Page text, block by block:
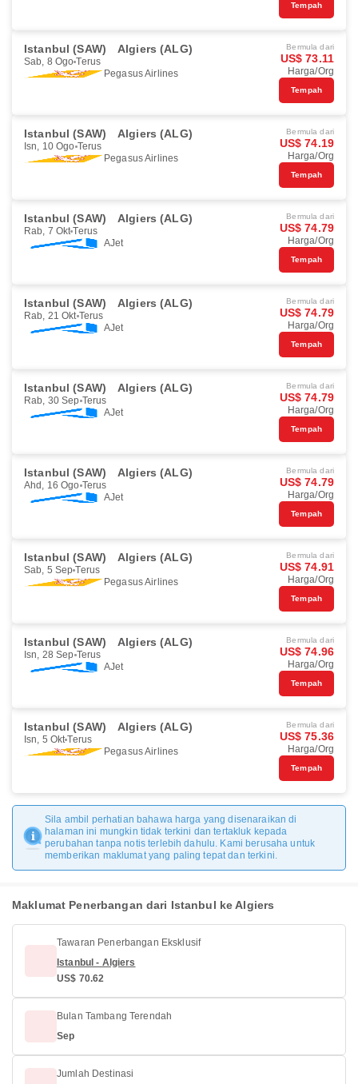
Tempah
Istanbul (SAW) Algiers (ALG)
Sab, 8 Ogo Terus
Pegasus Airlines
Bermula dari
US$ 73.11
Harga/Org
Tempah
Istanbul (SAW) Algiers (ALG)
Isn, 10 Ogo Terus
Pegasus Airlines
Bermula dari
US$ 74.19
Harga/Org
Tempah
Istanbul (SAW) Algiers (ALG)
Rab, 7 Okt Terus
AJet
Bermula dari
US$ 74.79
Harga/Org
Tempah
Istanbul (SAW) Algiers (ALG)
Rab, 21 Okt Terus
AJet
Bermula dari
US$ 74.79
Harga/Org
Tempah
Istanbul (SAW) Algiers (ALG)
Rab, 30 Sep Terus
AJet
Bermula dari
US$ 74.79
Harga/Org
Tempah
Istanbul (SAW) Algiers (ALG)
Ahd, 16 Ogo Terus
AJet
Bermula dari
US$ 74.79
Harga/Org
Tempah
Istanbul (SAW) Algiers (ALG)
Sab, 5 Sep Terus
Pegasus Airlines
Bermula dari
US$ 74.91
Harga/Org
Tempah
Istanbul (SAW) Algiers (ALG)
Isn, 28 Sep Terus
AJet
Bermula dari
US$ 74.96
Harga/Org
Tempah
Istanbul (SAW) Algiers (ALG)
Isn, 5 Okt Terus
Pegasus Airlines
Bermula dari
US$ 75.36
Harga/Org
Tempah
Sila ambil perhatian bahawa harga yang disenaraikan di
halaman ini mungkin tidak terkini dan tertakluk kepada
perubahan tanpa notis terlebih dahulu. Kami berusaha untuk
memberikan maklumat yang paling tepat dan terkini.
Maklumat Penerbangan dari Istanbul ke Algiers
Tawaran Penerbangan Eksklusif
Istanbul - Algiers
US$ 70.62
Bulan Tambang Terendah
Sep
Jumlah Destinasi